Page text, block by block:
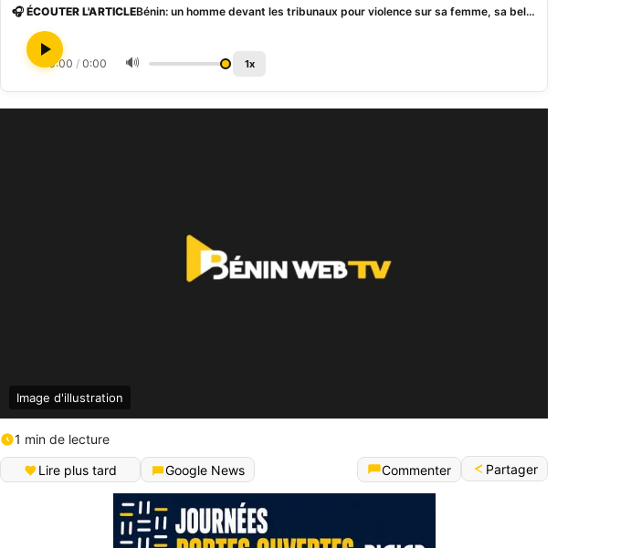
🎧 ÉCOUTER L'ARTICLE Bénin: un homme devant les tribunaux pour violence sur sa femme, sa belle-mère et ses soeurs
0:00 / 0:00 🔊 1x
Image d'illustration
1 min de lecture
Lire plus tard
Google News Commenter Partager